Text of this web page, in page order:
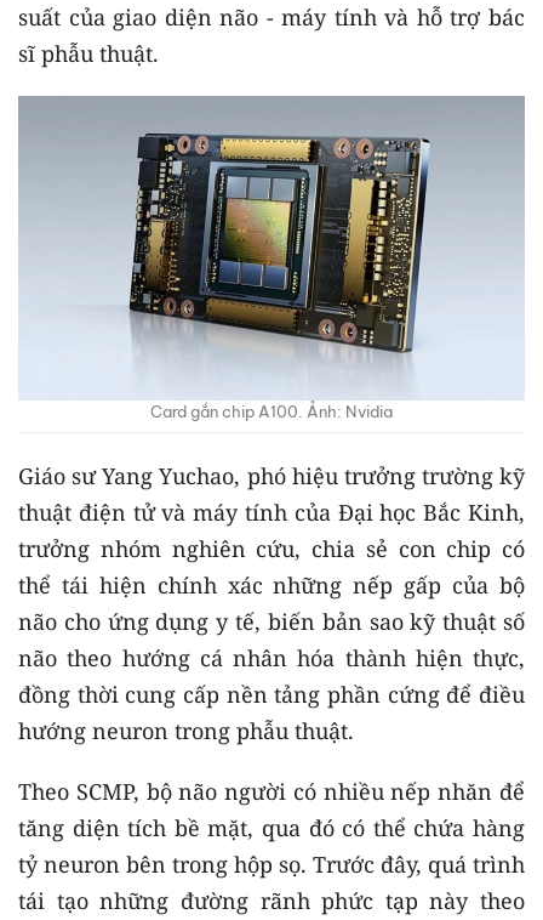
suất của giao diện não - máy tính và hỗ trợ bác
sĩ phẫu thuật.
Card gắn chip A100. Ảnh: Nvidia
Giáo sư Yang Yuchao, phó hiệu trưởng trường kỹ
thuật điện tử và máy tính của Đại học Bắc Kinh,
trưởng nhóm nghiên cứu, chia sẻ con chip có
thể tái hiện chính xác những nếp gấp của bộ
não cho ứng dụng y tế, biến bản sao kỹ thuật số
não theo hướng cá nhân hóa thành hiện thực,
đồng thời cung cấp nền tảng phần cứng để điều
hướng neuron trong phẫu thuật.
Theo SCMP, bộ não người có nhiều nếp nhăn để
tăng diện tích bề mặt, qua đó có thể chứa hàng
tỷ neuron bên trong hộp sọ. Trước đây, quá trình
tái tạo những đường rãnh phức tạp này theo